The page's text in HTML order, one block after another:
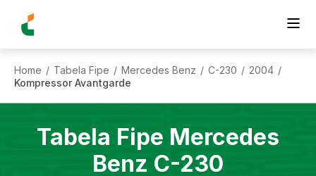
Home / Tabela Fipe / Mercedes Benz / C-230 / 2004 /
Kompressor Avantgarde
Tabela Fipe Mercedes
Benz C-230